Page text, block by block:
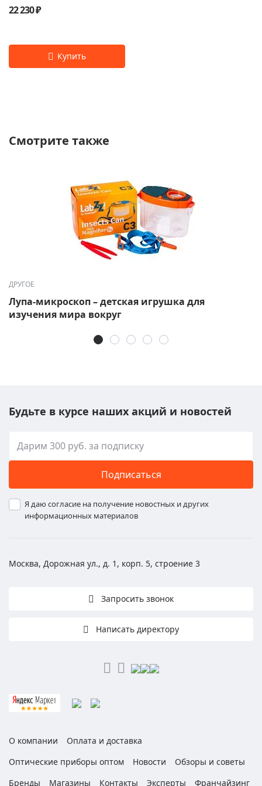
22 230 ₽
Смотрите также
ДРУГОЕ
Лупа-микроскоп – детская игрушка для
изучения мира вокруг
Будьте в курсе наших акций и новостей
Подписаться
Я даю согласие на получение новостных и других
информационных материалов
Москва, Дорожная ул., д. 1, корп. 5, строение 3
Запросить звонок
Написать директору
О компании
Оплата и доставка
Оптические приборы оптом
Новости
Обзоры и советы
Бренды
Магазины Контакты Эксперты Франчайзинг